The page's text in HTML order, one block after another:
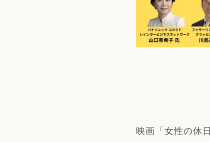
映画「女性の休